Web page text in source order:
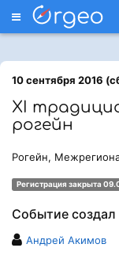
Меню
10 сентября 2016
XI
рогейн
Рогейн,
Регистрация закрыта
Событие создал
Андрей Акимов